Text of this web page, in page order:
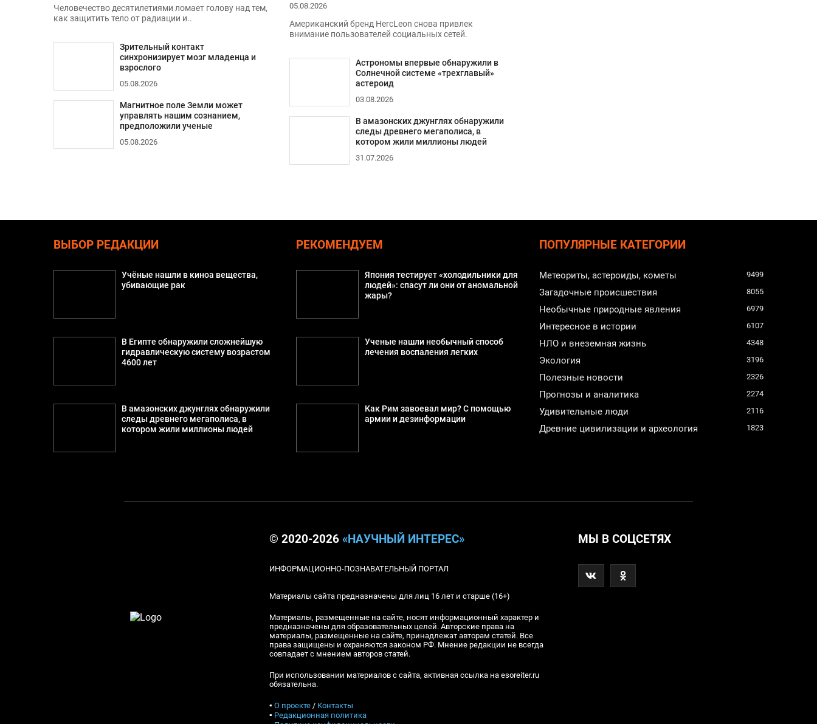
Человечество десятилетиями ломает голову над тем,
как защитить тело от радиации и..
Зрительный контакт
синхронизирует мозг младенца и
взрослого
05.08.2026
Магнитное поле Земли может
управлять нашим сознанием,
предположили ученые
05.08.2026
05.08.2026
Американский бренд HercLeon снова привлек
внимание пользователей социальных сетей.
Астрономы впервые обнаружили в
Солнечной системе «трехглавый»
астероид
03.08.2026
В амазонских джунглях обнаружили
следы древнего мегаполиса, в
котором жили миллионы людей
31.07.2026
ВЫБОР РЕДАКЦИИ
Учёные нашли в киноа вещества,
убивающие рак
В Египте обнаружили сложнейшую
гидравлическую систему возрастом
4600 лет
В амазонских джунглях обнаружили
следы древнего мегаполиса, в
котором жили миллионы людей
РЕКОМЕНДУЕМ
Япония тестирует «холодильники для
людей»: спасут ли они от аномальной
жары?
Ученые нашли необычный способ
лечения воспаления легких
Как Рим завоевал мир? С помощью
армии и дезинформации
ПОПУЛЯРНЫЕ КАТЕГОРИИ
Метеориты, астероиды, кометы 9499
Загадочные происшествия 8055
Необычные природные явления 6979
Интересное в истории 6107
НЛО и внеземная жизнь 4348
Экология 3196
Полезные новости 2326
Прогнозы и аналитика 2274
Удивительные люди 2116
Древние цивилизации и археология 1823
© 2020-2026 «НАУЧНЫЙ ИНТЕРЕС»
ИНФОРМАЦИОННО-ПОЗНАВАТЕЛЬНЫЙ ПОРТАЛ
Материалы сайта предназначены для лиц 16 лет и старше (16+)
Материалы, размещенные на сайте, носят информационный характер и
предназначены для образовательных целей. Авторские права на
материалы, размещенные на сайте, принадлежат авторам статей. Все
права защищены и охраняются законом РФ. Мнение редакции не всегда
совпадает с мнением авторов статей.
При использовании материалов с сайта, активная ссылка на esoreiter.ru
обязательна.
▪ О проекте/ Контакты
▪ Редакционная политика
МЫ В СОЦСЕТЯХ